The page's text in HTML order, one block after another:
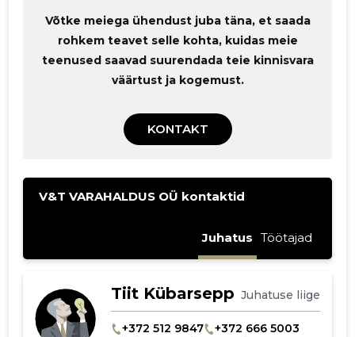
Võtke meiega ühendust juba täna, et saada
rohkem teavet selle kohta, kuidas meie
teenused saavad suurendada teie kinnisvara
väärtust ja kogemust.
KONTAKT
V&T VARAHALDUS OÜ kontaktid
Juhatus Töötajad
Tiit Kübarsepp Juhatuse liige
+372 512 9847
+372 666 5003
kirjeldust
MUUDA